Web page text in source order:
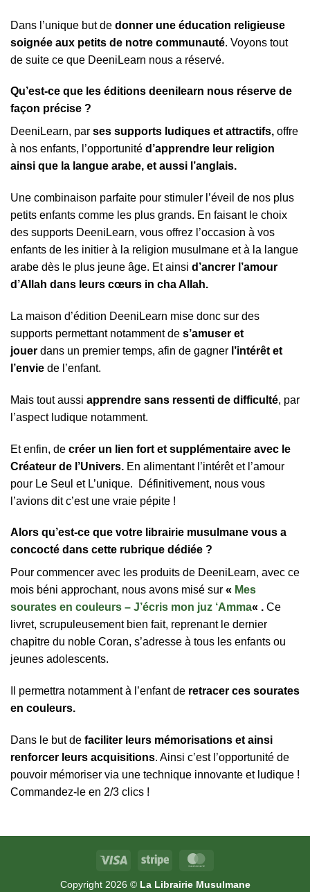
1 avis
Dans l’unique but de donner une éducation religieuse
soignée aux petits de notre communauté. Voyons tout
de suite ce que DeeniLearn nous a réservé.
Qu’est-ce que les éditions deenilearn nous réserve de
façon précise ?
DeeniLearn, par ses supports ludiques et attractifs, offre
à nos enfants, l’opportunité d’apprendre leur religion
ainsi que la langue arabe, et aussi l’anglais.
Une combinaison parfaite pour stimuler l’éveil de nos plus
petits enfants comme les plus grands. En faisant le choix
des supports DeeniLearn, vous offrez l’occasion à vos
enfants de les initier à la religion musulmane et à la langue
arabe dès le plus jeune âge. Et ainsi d’ancrer l’amour
d’Allah dans leurs cœurs in cha Allah.
La maison d’édition DeeniLearn mise donc sur des
supports permettant notamment de s’amuser et
jouer dans un premier temps, afin de gagner l’intérêt et
l’envie de l’enfant.
Mais tout aussi apprendre sans ressenti de difficulté, par
l’aspect ludique notamment.
Et enfin, de créer un lien fort et supplémentaire avec le
Créateur de l’Univers. En alimentant l’intérêt et l’amour
pour Le Seul et L’unique. Définitivement, nous vous
l’avions dit c’est une vraie pépite !
Alors qu’est-ce que votre librairie musulmane vous a
concocté dans cette rubrique dédiée ?
Pour commencer avec les produits de DeeniLearn, avec ce
mois béni approchant, nous avons misé sur « Mes
sourates en couleurs – J’écris mon juz ‘Amma« . Ce
livret, scrupuleusement bien fait, reprenant le dernier
chapitre du noble Coran, s’adresse à tous les enfants ou
jeunes adolescents.
Il permettra notamment à l’enfant de retracer ces sourates
en couleurs.
Dans le but de faciliter leurs mémorisations et ainsi
renforcer leurs acquisitions. Ainsi c’est l’opportunité de
pouvoir mémoriser via une technique innovante et ludique !
Commandez-le en 2/3 clics !
Visa Stripe
Copyright 2026 © La Librairie Musulmane